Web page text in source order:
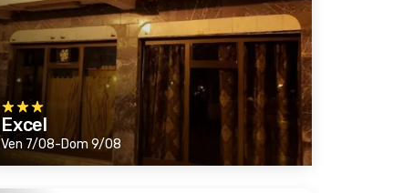
Excel
Ven 7/08-Dom 9/08